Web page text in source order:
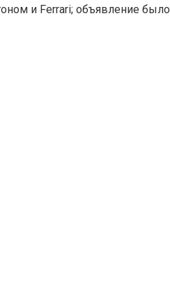
и Ferrari; объявление было